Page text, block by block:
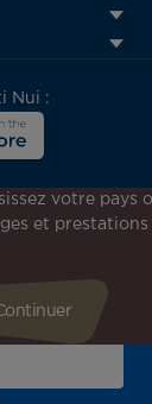
Nui :
spéciales et
votre pays
et prestations